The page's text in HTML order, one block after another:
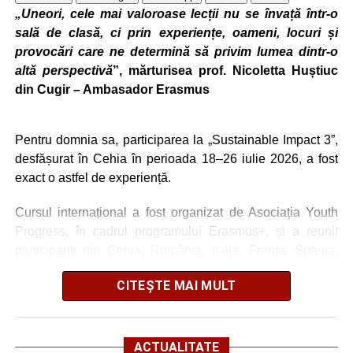
joc, evaluare inteligentă și modalități de promovare a unui
stil de viață sustenabil în rândul elevilor.
„Activitățile desfășurate au avut un puternic caracter
practic și colaborativ, oferind participanților oportunitatea
„Uneori, cele mai valoroase lecții nu se învață într-o
sală de clasă, ci prin experiențe, oameni, locuri și
provocări care ne determină să privim lumea dintr-o
altă perspectivă”, mărturisea prof. Nicoletta Huștiuc
din Cugir – Ambasador Erasmus
Pentru domnia sa, participarea la „Sustainable Impact 3”,
desfășurat în Cehia în perioada 18–26 iulie 2026, a fost
exact o astfel de experiență.
Cursul internațional a fost organizat de Asociația Youth
Progress, în cadrul programului Erasmus+, și a reunit
Portugalia, Bosnia și Herțegovina și Lituania.
Din România au participat trei persoane, iar Nicoletta -
Gimnazială nr.3 Cugir) a avut bucuria de a reprezenta țara
CITEȘTE MAI MULT
ACTUALITATE